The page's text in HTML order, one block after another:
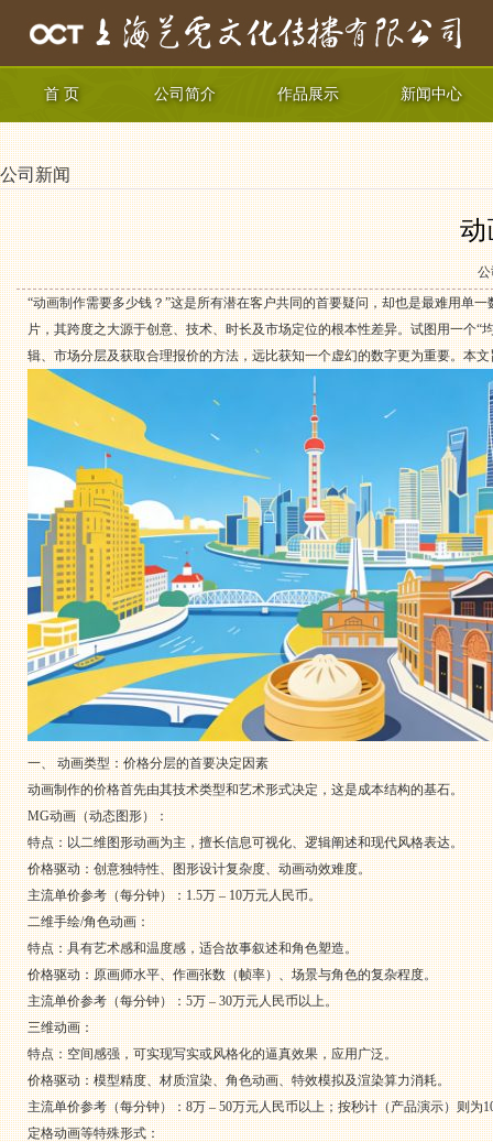
首 页 公司简介 作品展示 新闻中心
公司新闻
动
公
“动画制作需要多少钱？”这是所有潜在客户共同的首要疑问，却也是最难用单
片，其跨度之大源于创意、技术、时长及市场定位的根本性差异。试图用一个“
辑、市场分层及获取合理报价的方法，远比获知一个虚幻的数字更为重要。本
一、 动画类型：价格分层的首要决定因素
动画制作的价格首先由其技术类型和艺术形式决定，这是成本结构的基石。
MG动画（动态图形）：
特点：以二维图形动画为主，擅长信息可视化、逻辑阐述和现代风格表达。
价格驱动：创意独特性、图形设计复杂度、动画动效难度。
主流单价参考（每分钟）：1.5万 – 10万元人民币。
二维手绘/角色动画：
特点：具有艺术感和温度感，适合故事叙述和角色塑造。
价格驱动：原画师水平、作画张数（帧率）、场景与角色的复杂程度。
主流单价参考（每分钟）：5万 – 30万元人民币以上。
三维动画：
特点：空间感强，可实现写实或风格化的逼真效果，应用广泛。
价格驱动：模型精度、材质渲染、角色动画、特效模拟及渲染算力消耗。
主流单价参考（每分钟）：8万 – 50万元人民币以上；按秒计（产品演示）则为
定格动画等特殊形式：